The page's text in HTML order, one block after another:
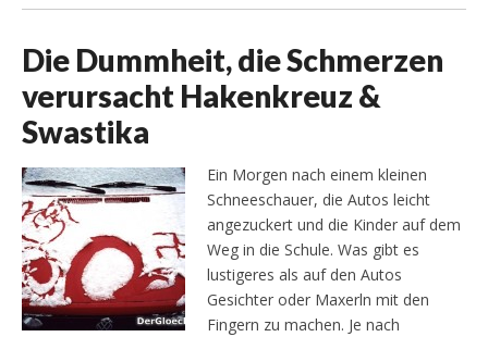
Die Dummheit, die Schmerzen
verursacht Hakenkreuz &
Swastika
Ein Morgen nach einem kleinen
Schneeschauer, die Autos leicht
angezuckert und die Kinder auf dem
Weg in die Schule. Was gibt es
lustigeres als auf den Autos
Gesichter oder Maxerln mit den
Fingern zu machen. Je nach